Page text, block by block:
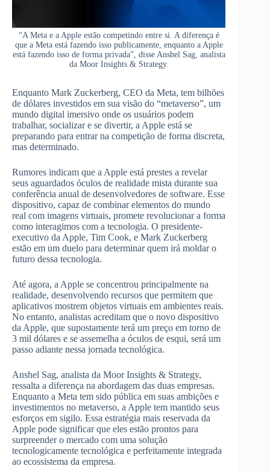
“A Meta e a Apple estão competindo entre si. A diferença é
que a Meta está fazendo isso publicamente, enquanto a Apple
está fazendo isso de forma privada”, disse Anshel Sag, analista
da Moor Insights & Strategy.
Enquanto Mark Zuckerberg, CEO da Meta, tem bilhões
de dólares investidos em sua visão do “metaverso”, um
mundo digital imersivo onde os usuários podem
trabalhar, socializar e se divertir, a Apple está se
preparando para entrar na competição de forma discreta,
mas determinado.
Rumores indicam que a Apple está prestes a revelar
seus aguardados óculos de realidade mista durante sua
conferência anual de desenvolvedores de software. Esse
dispositivo, capaz de combinar elementos do mundo
real com imagens virtuais, promete revolucionar a forma
como interagimos com a tecnologia. O presidente-
executivo da Apple, Tim Cook, e Mark Zuckerberg
estão em um duelo para determinar quem irá moldar o
futuro dessa tecnologia.
Até agora, a Apple se concentrou principalmente na
realidade, desenvolvendo recursos que permitem que
aplicativos mostrem objetos virtuais em ambientes reais.
No entanto, analistas acreditam que o novo dispositivo
da Apple, que supostamente terá um preço em torno de
3 mil dólares e se assemelha a óculos de esqui, será um
passo adiante nessa jornada tecnológica.
Anshel Sag, analista da Moor Insights & Strategy,
ressalta a diferença na abordagem das duas empresas.
Enquanto a Meta tem sido pública em suas ambições e
investimentos no metaverso, a Apple tem mantido seus
esforços em sigilo. Essa estratégia mais reservada da
Apple pode significar que eles estão prontos para
surpreender o mercado com uma solução
tecnologicamente tecnológica e perfeitamente integrada
ao ecossistema da empresa.